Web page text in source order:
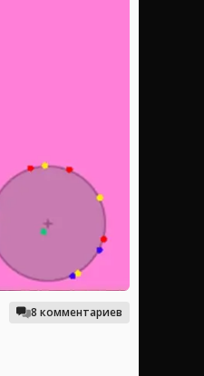
8 комментариев